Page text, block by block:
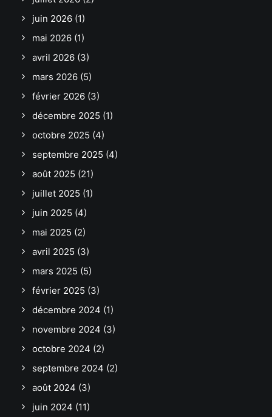
juin 2026 (1)
mai 2026 (1)
avril 2026 (3)
mars 2026 (5)
février 2026 (3)
décembre 2025 (1)
octobre 2025 (4)
septembre 2025 (4)
août 2025 (21)
juillet 2025 (1)
juin 2025 (4)
mai 2025 (2)
avril 2025 (3)
mars 2025 (5)
février 2025 (3)
décembre 2024 (1)
novembre 2024 (3)
octobre 2024 (2)
septembre 2024 (2)
août 2024 (3)
juin 2024 (11)